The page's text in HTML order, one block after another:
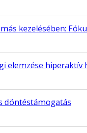
kezelésében:
elemzése hiperaktív
döntéstámogatás